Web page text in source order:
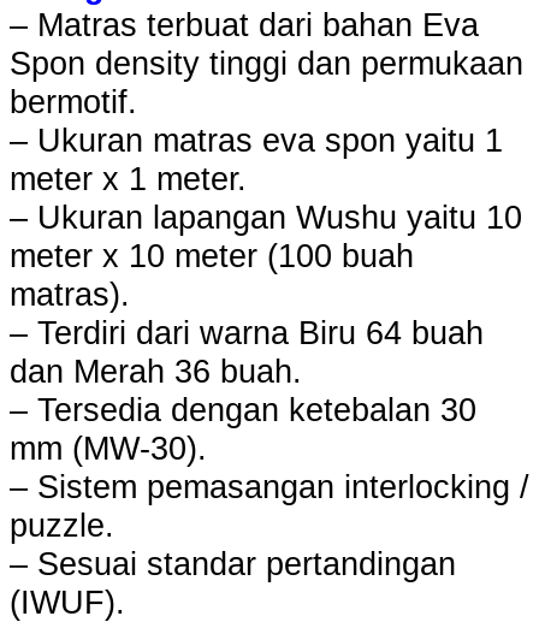
– Matras terbuat dari bahan Eva
Spon density tinggi dan permukaan
bermotif.
– Ukuran matras eva spon yaitu 1
meter x 1 meter.
– Ukuran lapangan Wushu yaitu 10
meter x 10 meter (100 buah
matras).
– Terdiri dari warna Biru 64 buah
dan Merah 36 buah.
– Tersedia dengan ketebalan 30
mm (MW-30).
– Sistem pemasangan interlocking /
puzzle.
– Sesuai standar pertandingan
(IWUF).